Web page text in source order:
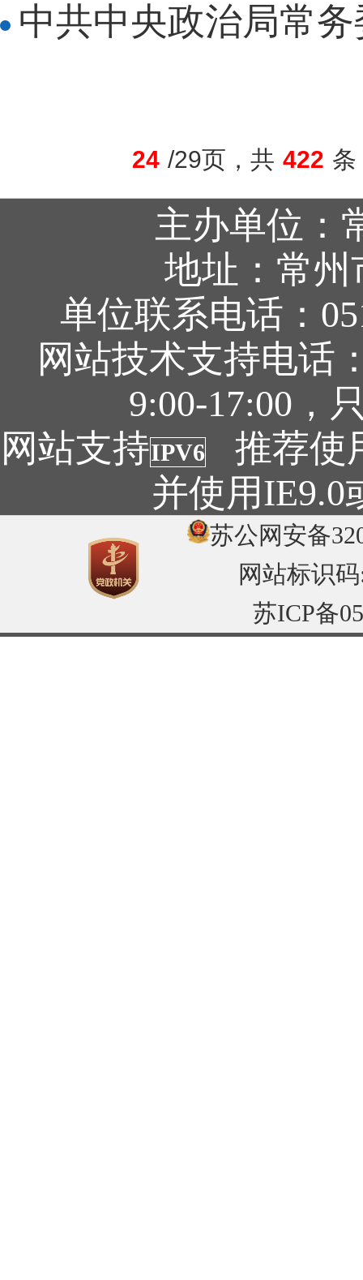
中共中央政治局常
24 /29页，共 422 条
主办单位：
地址：常州
单位联系电话：
网站技术支持电话
9:00-17:00，
网站支持IPV6推荐使
并使用IE9.0
苏公网安备
网站标识码
苏ICP备